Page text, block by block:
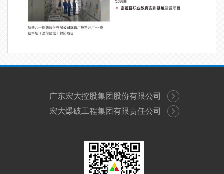
广东宏大控股集团股份有限公司
宏大爆破工程集团有限责任公司